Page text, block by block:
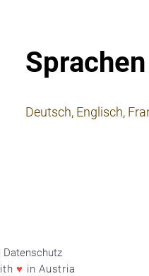
Sprachen
Deutsch, Englisch,
Datenschutz
♥ in Austria